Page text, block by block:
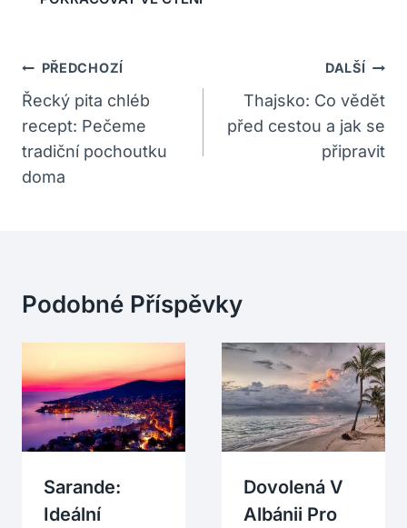
Navigace
Pro
Příspěvek
PŘEDCHOZÍ
Řecký pita chléb
recept: Pečeme
tradiční pochoutku
doma
DALŠÍ
Thajsko: Co vědět
před cestou a jak se
připravit
Podobné Příspěvky
Sarande:
Ideální
Dovolená V
Albánii Pro